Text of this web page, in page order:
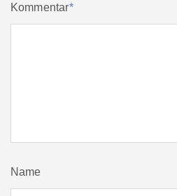
Kommentar*
Name